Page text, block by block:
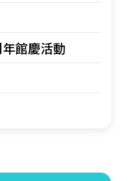
館慶活動